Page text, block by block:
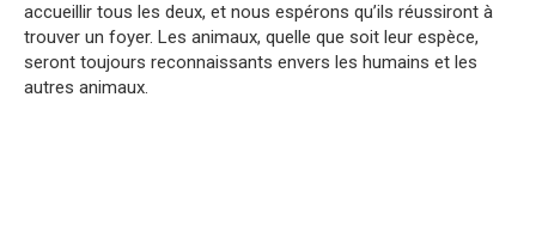
accueillir tous les deux, et nous espérons qu’ils réussiront à
trouver un foyer. Les animaux, quelle que soit leur espèce,
seront toujours reconnaissants envers les humains et les
autres animaux.